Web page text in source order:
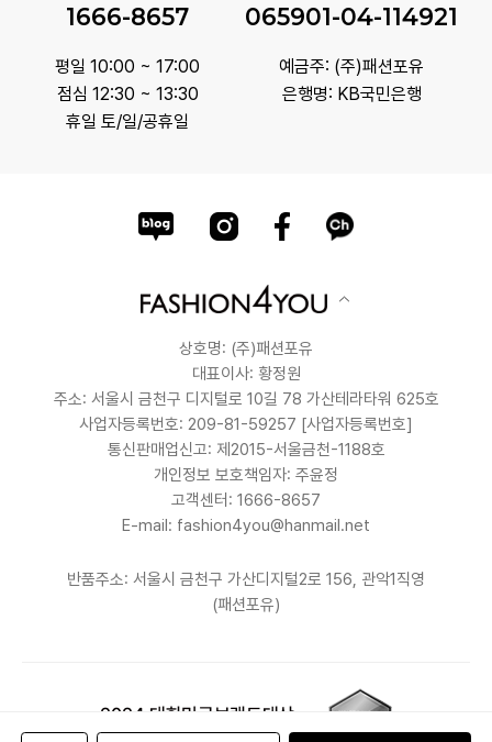
1666-8657
평일 10:00 ~ 17:00
점심 12:30 ~ 13:30
휴일 토/일/공휴일
065901-04-114921
예금주: (주)패션포유
은행명: KB국민은행
상호명: (주)패션포유
대표이사: 황정원
주소: 서울시 금천구 디지털로 10길 78 가산테라타워 625호
사업자등록번호: 209-81-59257 [사업자등록번호]
통신판매업신고: 제2015-서울금천-1188호
개인정보 보호책임자: 주윤정
고객센터: 1666-8657
E-mail: fashion4you@hanmail.net
반품주소: 서울시 금천구 가산디지털2로 156, 관악1직영
(패션포유)